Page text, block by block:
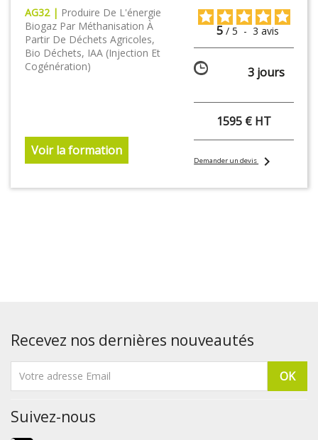
AG32 | Produire De L'énergie
Biogaz Par Méthanisation À
Partir De Déchets Agricoles,
Bio Déchets, IAA (injection Et
Cogénération)
Voir la formation
5 / 5 - 3 avis
3 jours
1595 € HT
Demander un devischevron_right
Recevez nos dernières nouveautés
Suivez-nous